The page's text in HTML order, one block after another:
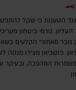
נגד הטענות כי שקל
העליון. גורמי ביטחון
גובר מאחורי הקלעים
פזשכיאן מצידו מנסה
ומשמרות המהפכה, ובעיקר